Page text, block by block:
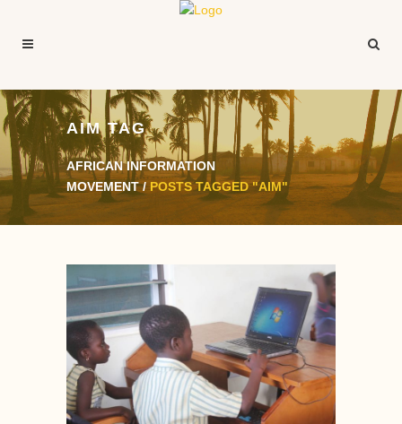
AIM TAG
AFRICAN INFORMATION
MOVEMENT/POSTS TAGGED "AIM"